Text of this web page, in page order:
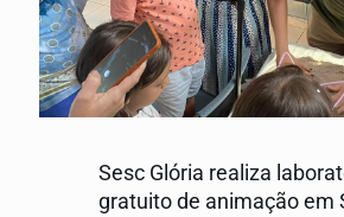
Sesc Glória realiza
gratuito de animação em